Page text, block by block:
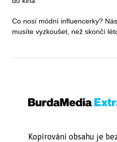
Co nosí módní influencerky?
musíte vyzkoušet, než skončí
Kopírování obsahu je